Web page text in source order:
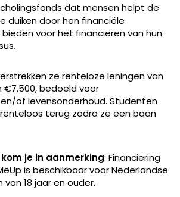
dat mensen helpt de
duiken door hen financiële
voor het financieren van hun
ze renteloze leningen van
€7.500, bedoeld voor
of levensonderhoud. Studenten
terug zodra ze een baan
je in aanmerking: Financiering
is beschikbaar voor Nederlandse
18 jaar en ouder.